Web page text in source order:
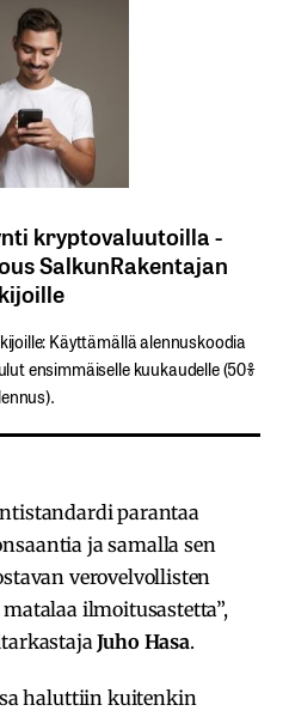
kryptovaluutoilla -
SalkunRakentajan
Käyttämällä​ ​alennuskoodia​
​ensimmäiselle​ ​kuukaudelle​ ​(50%​
parantaa
ja samalla sen
verovelvollisten
ilmoitusastetta”,
Juho Hasa.
haluttiin kuitenkin